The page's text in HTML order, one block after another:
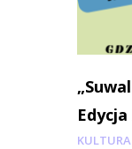
KULTURA